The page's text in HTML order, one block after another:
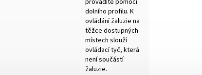
provádíte pomocí
dolního profilu. K
ovládání žaluzie na
těžce dostupných
místech slouží
ovládací tyč, která
není součástí
žaluzie.